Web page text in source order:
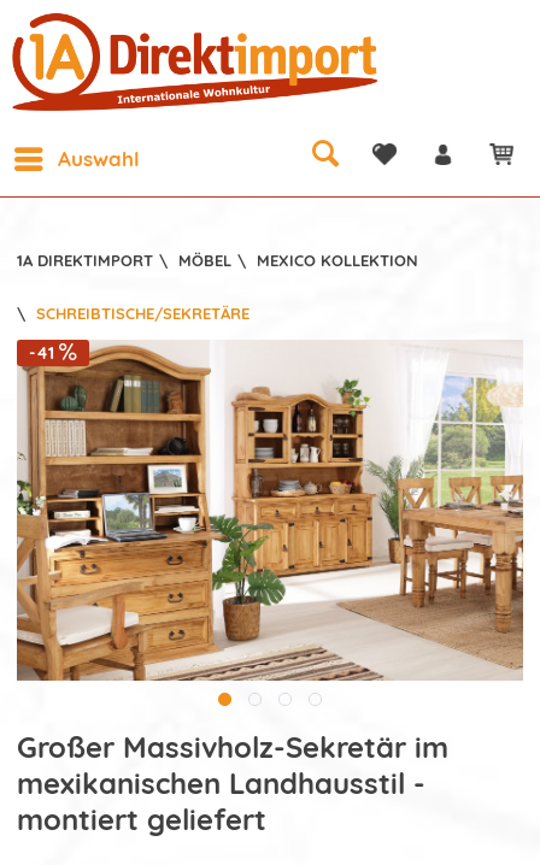
Auswahl
1A DIREKTIMPORT \ MÖBEL \ MEXICO KOLLEKTION
\ SCHREIBTISCHE/SEKRETÄRE
-41
Großer Massivholz-Sekretär im
mexikanischen Landhausstil -
montiert geliefert